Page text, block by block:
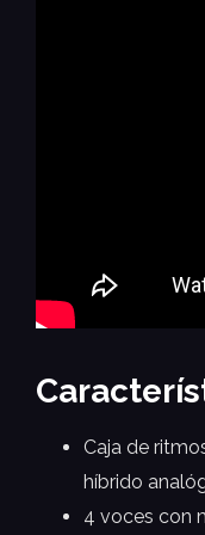
Caja de
híbrido
4 voces con